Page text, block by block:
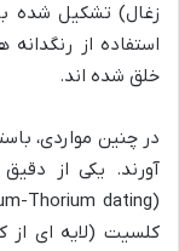
زغال) تشکیل شده
استفاده از
خلق شده اند.
در چنین مواردی،
آورند. یکی از
کلسیت (لایه ای